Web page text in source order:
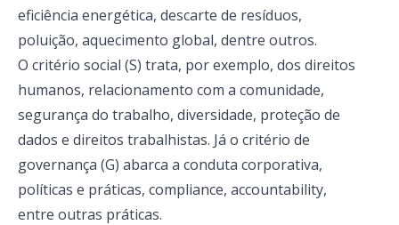
eficiência energética, descarte de resíduos,
poluição, aquecimento global, dentre outros.
O critério social (S) trata, por exemplo, dos direitos
humanos, relacionamento com a comunidade,
segurança do trabalho, diversidade, proteção de
dados e direitos trabalhistas. Já o critério de
governança (G) abarca a conduta corporativa,
políticas e práticas, compliance, accountability,
entre outras práticas.